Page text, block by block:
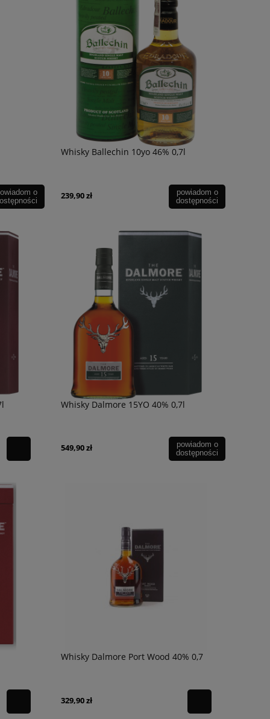
o
Whisky Ballechin 10yo 46% 0,7l
239,90 zł
powiadom o
dostępności
Whisky Dalmore 15YO 40% 0,7l
549,90 zł
powiadom o
dostępności
Whisky Dalmore Port Wood 40% 0,7
329,90 zł